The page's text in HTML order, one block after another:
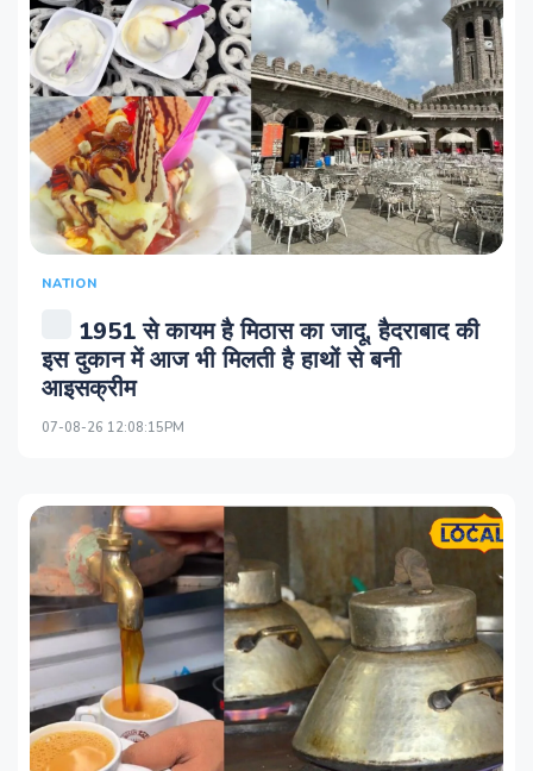
NATION
1951 से कायम है मिठास का जादू, हैदराबाद की
इस दुकान में आज भी मिलती है हाथों से बनी
आइसक्रीम
07-08-26 12:08:15PM